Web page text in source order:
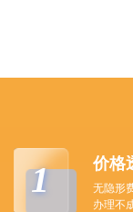
1 价格
无隐形
办理不